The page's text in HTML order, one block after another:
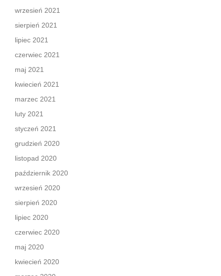
wrzesień 2021
sierpień 2021
lipiec 2021
czerwiec 2021
maj 2021
kwiecień 2021
marzec 2021
luty 2021
styczeń 2021
grudzień 2020
listopad 2020
październik 2020
wrzesień 2020
sierpień 2020
lipiec 2020
czerwiec 2020
maj 2020
kwiecień 2020